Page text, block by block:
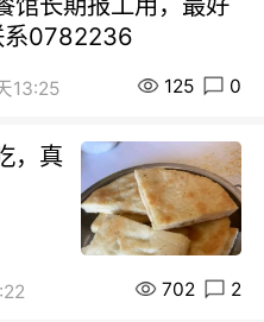
系0782236
13:25 125 0
，真
702 2